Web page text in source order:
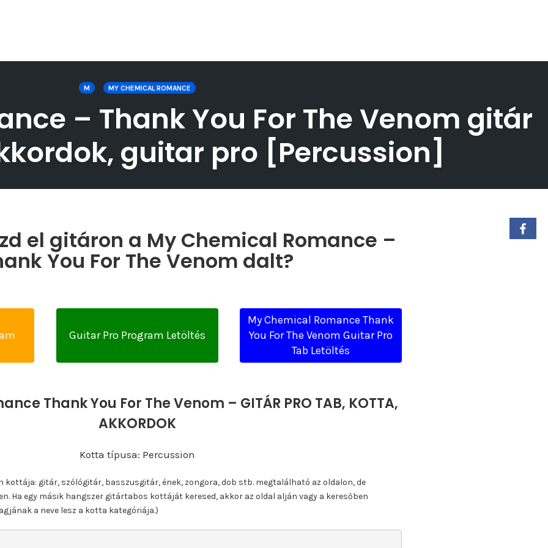
M MY CHEMICAL ROMANCE
– Thank You For The Venom gitár
guitar pro [Percussion]
el gitáron a My Chemical Romance –
You For The Venom dalt?
Guitar Pro Program Letöltés
My Chemical Romance Thank
You For The Venom Guitar Pro
Tab Letöltés
Thank You For The Venom – GITÁR PRO TAB, KOTTA,
AKKORDOK
Kotta típusa: Percussion
kottája: gitár, szólógitár, basszusgitár, ének, zongora, dob stb. megtalálható az oldalon, de
Ha egy másik hangszer gitártabos kottáját keresed, akkor az oldal alján vagy a keresőben
a neve lesz a kotta kategóriája.)